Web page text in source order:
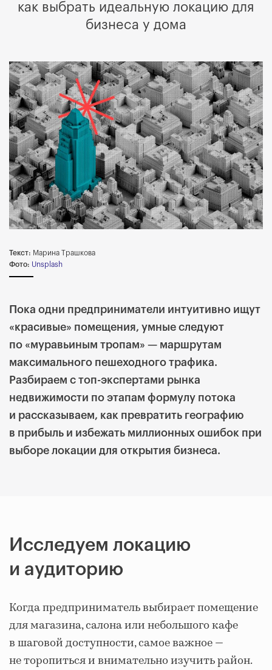
как выбрать идеальную локацию для
бизнеса у дома
Текст: Марина Трашкова
Фото: Unsplash
Пока одни предприниматели интуитивно ищут
«красивые» помещения, умные следуют
по «муравьиным тропам» — маршрутам
максимального пешеходного трафика.
Разбираем с топ-экспертами рынка
недвижимости по этапам формулу потока
и рассказываем, как превратить географию
в прибыль и избежать миллионных ошибок при
выборе локации для открытия бизнеса.
Исследуем локацию
и аудиторию
Когда предприниматель выбирает помещение
для магазина, салона или небольшого кафе
в шаговой доступности, самое важное —
не торопиться и внимательно изучить район.